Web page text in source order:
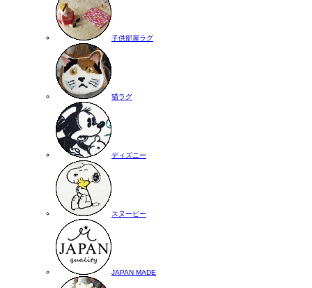
子供部屋ラグ
猫ラグ
ディズニー
スヌーピー
JAPAN MADE